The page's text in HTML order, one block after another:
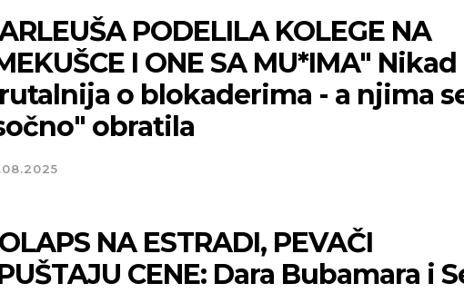
PODELILA KOLEGE NA
I ONE SA MU*IMA" Nikad
o blokaderima - a njima
obratila
NA ESTRADI, PEVAČI
CENE: Dara Bubamara i